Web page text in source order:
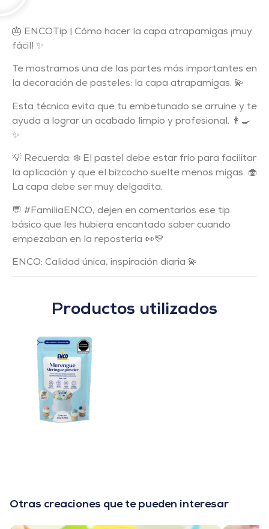
🎂 ENCOTip | Cómo hacer la capa atrapamigas ¡muy
fácil! ✨
Te mostramos una de las partes más importantes en
la decoración de pasteles: la capa atrapamigas. 💫
Esta técnica evita que tu embetunado se arruine y te
ayuda a lograr un acabado limpio y profesional. 👩‍🍳
✨
💡 Recuerda: ❄️ El pastel debe estar frío para facilitar
la aplicación y que el bizcocho suelte menos migas. 🧁
La capa debe ser muy delgadita.
💬 #FamiliaENCO, dejen en comentarios ese tip
básico que les hubiera encantado saber cuando
empezaban en la repostería 👀💛
ENCO: Calidad única, inspiración diaria 💫
Productos utilizados
Otras creaciones que te pueden interesar